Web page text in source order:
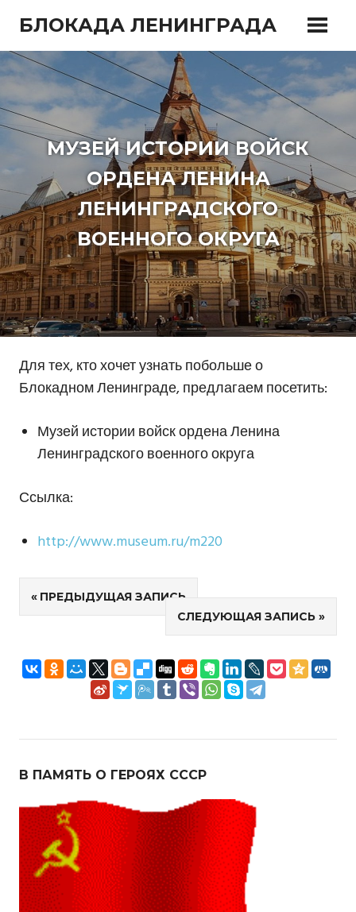
содержимому
БЛОКАДА ЛЕНИНГРАДА
МУЗЕЙ ИСТОРИИ ВОЙСК
ОРДЕНА ЛЕНИНА
ЛЕНИНГРАДСКОГО
ВОЕННОГО ОКРУГА
Для тех, кто хочет узнать побольше о
Блокадном Ленинграде, предлагаем посетить:
Музей истории войск ордена Ленина
Ленинградского военного округа
Ссылка:
http://www.museum.ru/m220
Навигация
записям
ПРЕДЫДУЩАЯ ЗАПИСЬ
СЛЕДУЮЩАЯ ЗАПИСЬ
В ПАМЯТЬ О ГЕРОЯХ СССР